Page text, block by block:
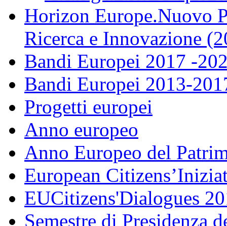
Horizon Europe.Nuovo
Ricerca e Innovazione
Bandi Europei 2017 -
Bandi Europei 2013-
Progetti europei
Anno europeo
Anno Europeo del
European
EUCitizens'Dialogues
Semestre di Presidenza